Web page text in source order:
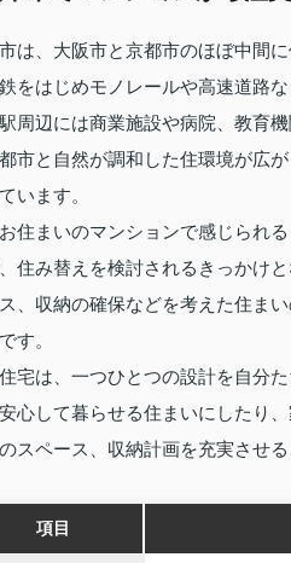
は、大阪市と京都市のほぼ中間
をはじめモノレールや高速道路
周辺には商業施設や病院、教育
市と自然が調和した住環境が広
います。
住まいのマンションで感じられ
住み替えを検討されるきっかけ
、収納の確保などを考えた住ま
す。
宅は、一つひとつの設計を自分
心して暮らせる住まいにしたり
スペース、収納計画を充実させ
項目